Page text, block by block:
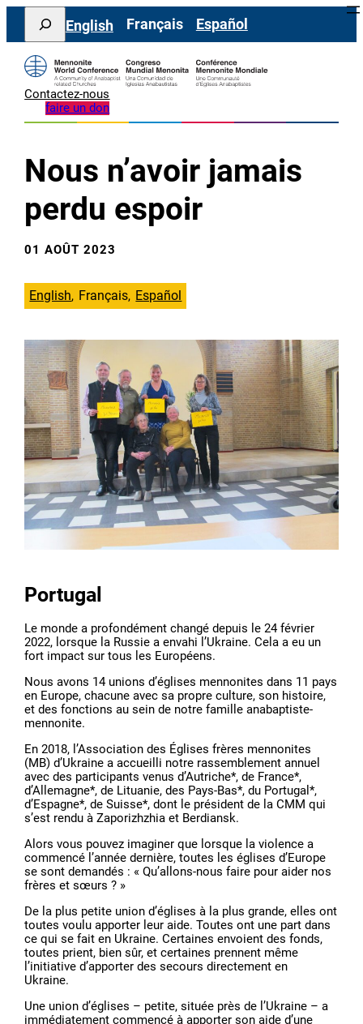
Aller
contenu
Search
English Français Español
Contactez-nous
faire un don
Nous n’avoir jamais
perdu espoir
01 AOÛT 2023
English Français Español
Portugal
Le monde a profondément changé depuis le 24 février
2022, lorsque la Russie a envahi l’Ukraine. Cela a eu un
fort impact sur tous les Européens.
Nous avons 14 unions d’églises mennonites dans 11 pays
en Europe, chacune avec sa propre culture, son histoire,
et des fonctions au sein de notre famille anabaptiste-
mennonite.
En 2018, l’Association des Églises frères mennonites
(MB) d’Ukraine a accueilli notre rassemblement annuel
avec des participants venus d’Autriche*, de France*,
d’Allemagne*, de Lituanie, des Pays-Bas*, du Portugal*,
d’Espagne*, de Suisse*, dont le président de la CMM qui
s’est rendu à Zaporizhzhia et Berdiansk.
Alors vous pouvez imaginer que lorsque la violence a
commencé l’année dernière, toutes les églises d’Europe
se sont demandés : « Qu’allons-nous faire pour aider nos
frères et sœurs ? »
De la plus petite union d’églises à la plus grande, elles ont
toutes voulu apporter leur aide. Toutes ont une part dans
ce qui se fait en Ukraine. Certaines envoient des fonds,
toutes prient, bien sûr, et certaines prennent même
l’initiative d’apporter des secours directement en
Ukraine.
Une union d’églises – petite, située près de l’Ukraine – a
immédiatement commencé à apporter son aide d’une